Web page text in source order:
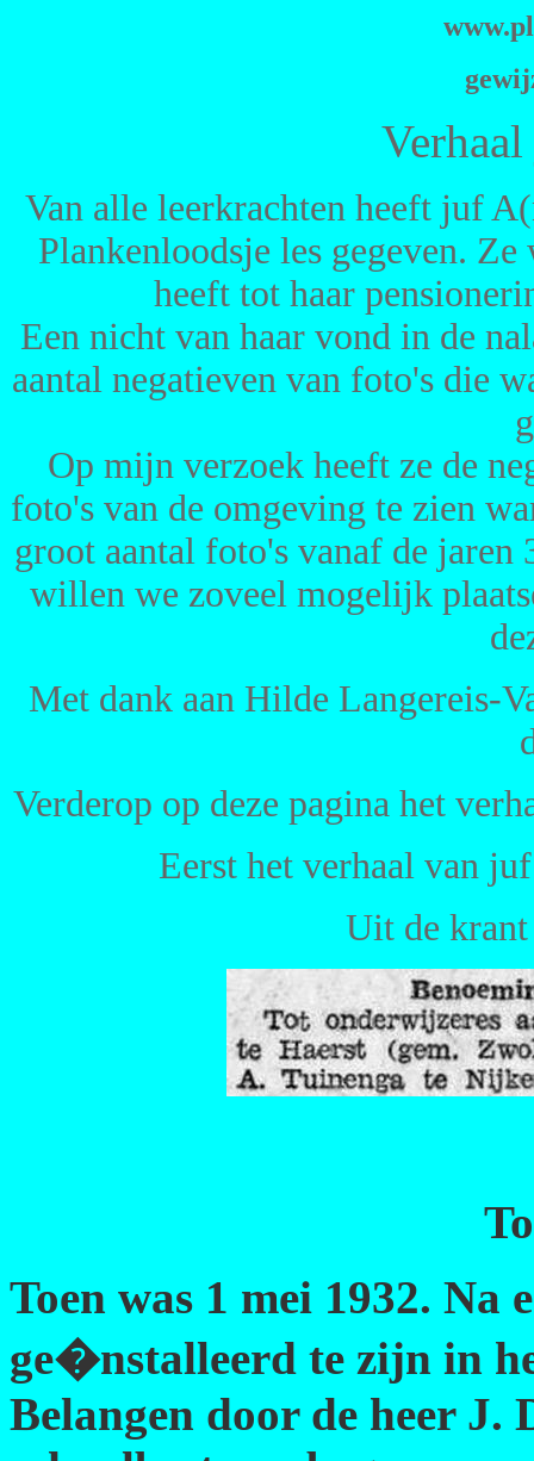
Van alle leerkrachten heeft juf
Plankenloodsje les gegeven.
heeft tot haar
Een nicht van haar vond in de
aantal negatieven van foto's die
Op mijn verzoek heeft ze de
foto's van de omgeving te zien
groot aantal foto's vanaf de jaren
willen we zoveel mogelijk
Met dank aan Hilde Langereis-
Verderop op deze pagina het
Eerst het verhaal van
Uit de
Toen was 1 mei 1932. Na
ge�nstalleerd te zijn in
Belangen door de heer